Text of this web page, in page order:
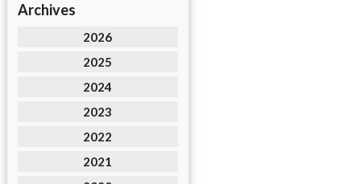
Archives
2026
2025
2024
2023
2022
2021